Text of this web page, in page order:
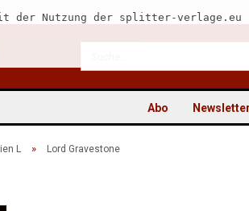
der Nutzung der splitter-
Abo
L » Lord Gravestone